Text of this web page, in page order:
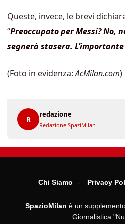
Queste, invece, le brevi
“Preoccupato per Messi? No,
segnerà stasera.
(Foto in evidenza:AcMilan.com)
R
redazione
Redazione SpaziMilan
Chi Siamo Privacy
SpazioMilan è un
Giornalistica